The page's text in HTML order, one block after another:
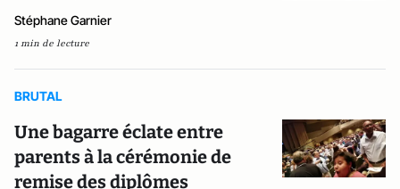
Stéphane Garnier
1 min de lecture
BRUTAL
Une bagarre éclate entre
parents à la cérémonie de
remise des diplômes